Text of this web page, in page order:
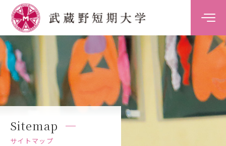
大学案内
学科案内
キャンパスライフ
キャリア・就職支援
Sitemap
サイトマップ